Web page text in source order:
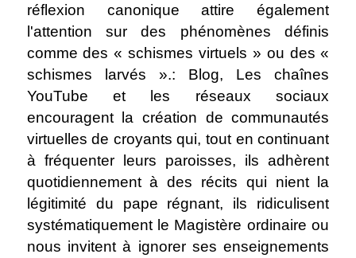
réflexion canonique attire également
l'attention sur des phénomènes définis
comme des « schismes virtuels » ou des «
schismes larvés ».: Blog, Les chaînes
YouTube et les réseaux sociaux
encouragent la création de communautés
virtuelles de croyants qui, tout en continuant
à fréquenter leurs paroisses, ils adhèrent
quotidiennement à des récits qui nient la
légitimité du pape régnant, ils ridiculisent
systématiquement le Magistère ordinaire ou
nous invitent à ignorer ses enseignements